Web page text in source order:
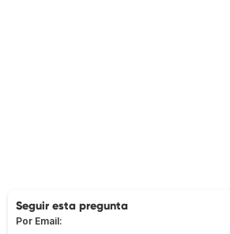
Seguir esta pregunta
Por Email: